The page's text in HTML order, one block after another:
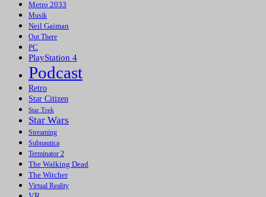
Metro 2033
Musik
Neil Gaiman
Out There
PC
PlayStation 4
Podcast
Retro
Star Citizen
Star Trek
Star Wars
Streaming
Subnautica
Terminator 2
The Walking Dead
The Witcher
Virtual Reality